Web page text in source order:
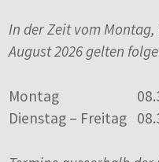
In der Zeit vom
August 2026 gelten
Montag
Dienstag – Freitag